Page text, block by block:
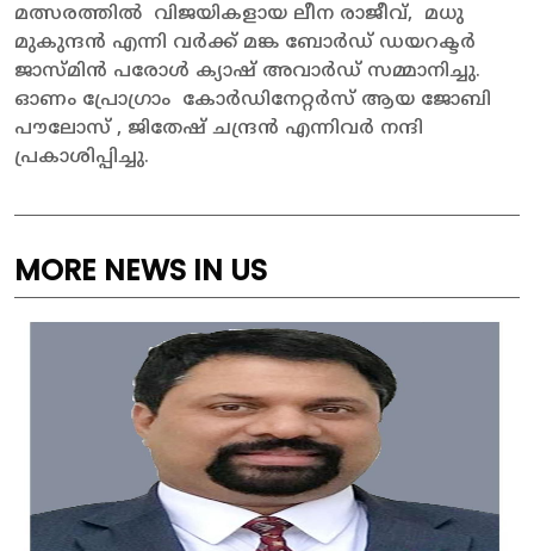
മത്സരത്തിൽ വിജയികളായ ലീന രാജീവ്, മധു
മുകുന്ദൻ എന്നി വർക്ക്‌ മങ്ക ബോർഡ് ഡയറക്ടർ
ജാസ്മിൻ പരോൾ ക്യാഷ് അവാർഡ് സമ്മാനിച്ചു.
ഓണം പ്രോഗ്രാം കോർഡിനേറ്റർസ് ആയ ജോബി
പൗലോസ് , ജിതേഷ് ചന്ദ്രൻ എന്നിവർ നന്ദി
പ്രകാശിപ്പിച്ചു.
MORE NEWS IN US